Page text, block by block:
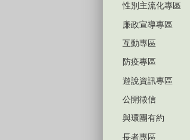
性別主流化專區
廉政宣導專區
互動專區
防疫專區
遊說資訊專區
公開徵信
與環團有約
長者專區